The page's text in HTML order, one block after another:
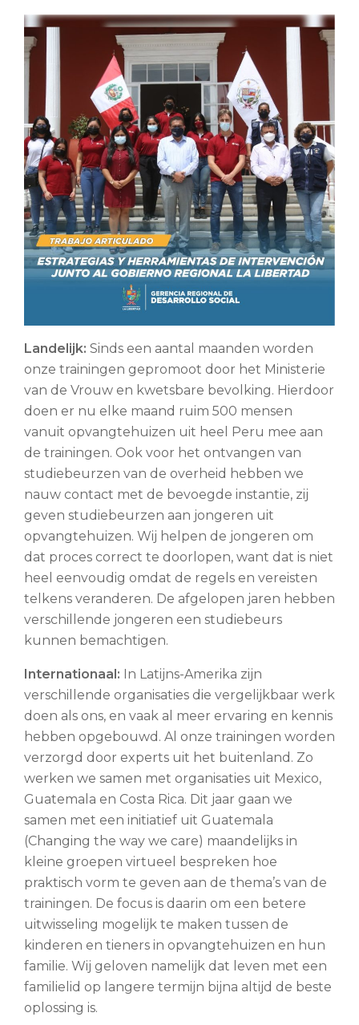
Landelijk: Sinds een aantal maanden worden
onze trainingen gepromoot door het Ministerie
van de Vrouw en kwetsbare bevolking. Hierdoor
doen er nu elke maand ruim 500 mensen
vanuit opvangtehuizen uit heel Peru mee aan
de trainingen. Ook voor het ontvangen van
studiebeurzen van de overheid hebben we
nauw contact met de bevoegde instantie, zij
geven studiebeurzen aan jongeren uit
opvangtehuizen. Wij helpen de jongeren om
dat proces correct te doorlopen, want dat is niet
heel eenvoudig omdat de regels en vereisten
telkens veranderen. De afgelopen jaren hebben
verschillende jongeren een studiebeurs
kunnen bemachtigen.
Internationaal: In Latijns-Amerika zijn
verschillende organisaties die vergelijkbaar werk
doen als ons, en vaak al meer ervaring en kennis
hebben opgebouwd. Al onze trainingen worden
verzorgd door experts uit het buitenland. Zo
werken we samen met organisaties uit Mexico,
Guatemala en Costa Rica. Dit jaar gaan we
samen met een initiatief uit Guatemala
(Changing the way we care) maandelijks in
kleine groepen virtueel bespreken hoe
praktisch vorm te geven aan de thema’s van de
trainingen. De focus is daarin om een betere
uitwisseling mogelijk te maken tussen de
kinderen en tieners in opvangtehuizen en hun
familie. Wij geloven namelijk dat leven met een
familielid op langere termijn bijna altijd de beste
oplossing is.